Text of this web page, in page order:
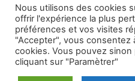
Nous utilisons des cookies
offrir l'expérience la plus
préférences et vos visites
"Accepter", vous consentez
cookies. Vous pouvez
cliquant sur "Paramètrer"